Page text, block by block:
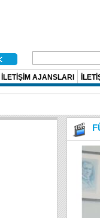
İLETİŞİM AJANSLARI